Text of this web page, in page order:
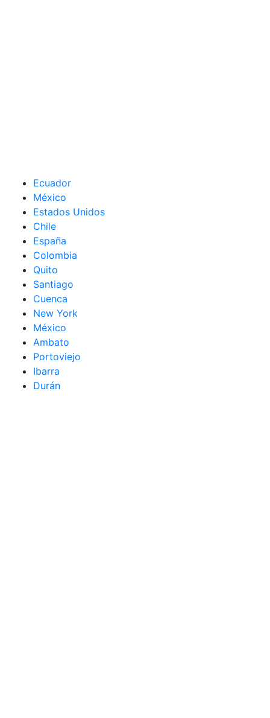
Ecuador
México
Estados Unidos
Chile
España
Colombia
Quito
Santiago
Cuenca
New York
México
Ambato
Portoviejo
Ibarra
Durán